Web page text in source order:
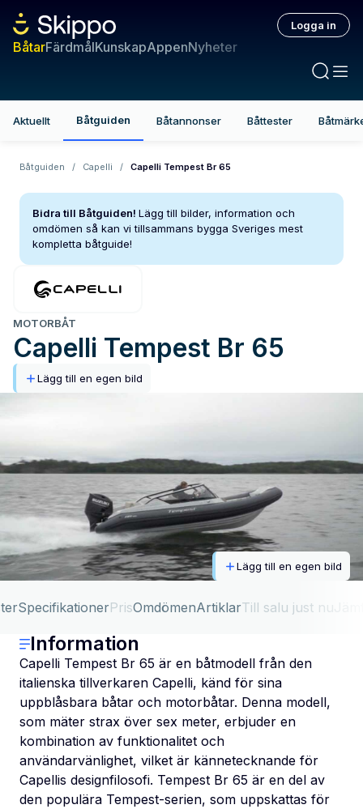
BåtarFärdmålKunskapAppenNyheter
Logga in
Aktuellt Båtguiden Båtannonser Båttester
Båtguiden / Capelli / Capelli Tempest Br 65
Bidra till Båtguiden! Lägg till bilder, information och
omdömen så kan vi tillsammans bygga Sveriges mest
kompletta båtguide!
MOTORBÅT
Capelli Tempest Br 65
Lägg till en egen bild
Lägg till en egen bild
SpecifikationerPrisOmdömenArtiklarTill salu just nu
Information
Capelli Tempest Br 65 är en båtmodell från den
italienska tillverkaren Capelli, känd för sina
uppblåsbara båtar och motorbåtar. Denna modell,
som mäter strax över sex meter, erbjuder en
kombination av funktionalitet och
användarvänlighet, vilket är kännetecknande för
Capellis designfilosofi. Tempest Br 65 är en del av
den populära Tempest-serien, som uppskattas för